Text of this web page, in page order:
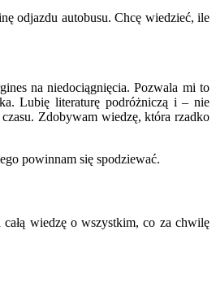
odjazdu autobusu. Chcę wiedzieć, ile
na niedociągnięcia. Pozwala mi to
Lubię literaturę podróżniczą i – nie
Zdobywam wiedzę, która rzadko
powinnam się spodziewać.
wiedzę o wszystkim, co za chwilę